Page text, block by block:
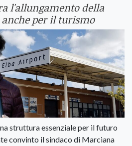
l'allungamento della
anche per il turismo
struttura essenziale per il futuro
convinto il sindaco di Marciana